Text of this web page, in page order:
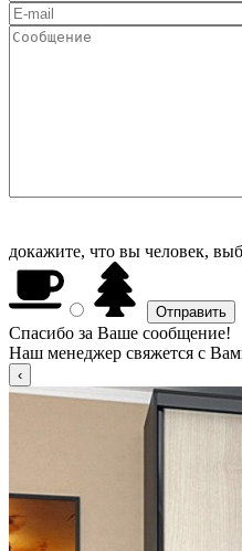
докажите, что вы человек,
Спасибо за Ваше сообщение!
Наш менеджер свяжется с